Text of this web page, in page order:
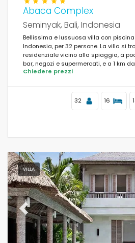
Servizi popolari
Condizioni
Confort
Servizi
Abaca Complex
Seminyak, Bali, Indonesia
Bellissima e lussuosa villa con
Indonesia, per 32 persone. La villa si
residenziale vicino alla spiaggia, a
bar, negozi e supermercati, e a 1 km
Seminyak.
Chiedere prezzi
32 16
VILLA
Previous